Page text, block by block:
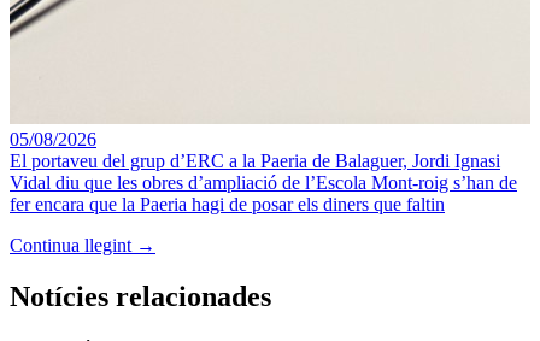
05/08/2026
El portaveu del grup d’ERC a la Paeria de Balaguer, Jordi Ignasi
Vidal diu que les obres d’ampliació de l’Escola Mont-roig s’han de
fer encara que la Paeria hagi de posar els diners que faltin
Continua llegint →
Notícies relacionades